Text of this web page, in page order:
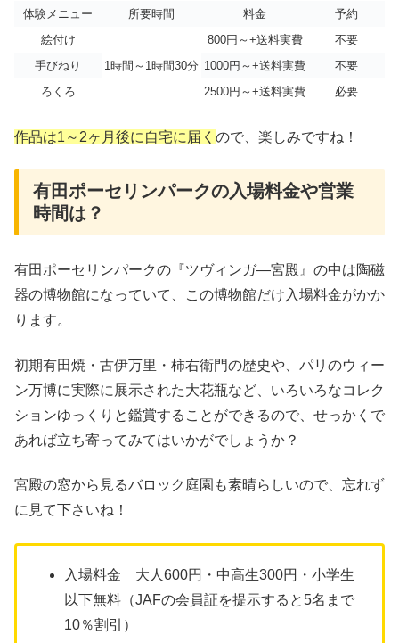
体験メニュー 所要時間 料金
予約
絵付け
1時間～1時間30分
800円～+送料実費
不要
手びねり
1000円～+送料実費
不要
ろくろ
2500円～+送料実費 必要
作品は1～2ヶ月後に自宅に届く ので、楽しみですね！
有田ポーセリンパークの入場料金や営業
時間は？
有田ポーセリンパークの『ツヴィンガ―宮殿』の中は陶磁
器の博物館になっていて、この博物館だけ入場料金がかか
ります。
初期有田焼・古伊万里・柿右衛門の歴史や、パリのウィー
ン万博に実際に展示された大花瓶など、いろいろなコレク
ションゆっくりと鑑賞することができるので、せっかくで
あれば立ち寄ってみてはいかがでしょうか？
宮殿の窓から見るバロック庭園も素晴らしいので、忘れず
に見て下さいね！
入場料金 大人600円・中高生300円・小学生
以下無料（JAFの会員証を提示すると5名まで
10％割引）